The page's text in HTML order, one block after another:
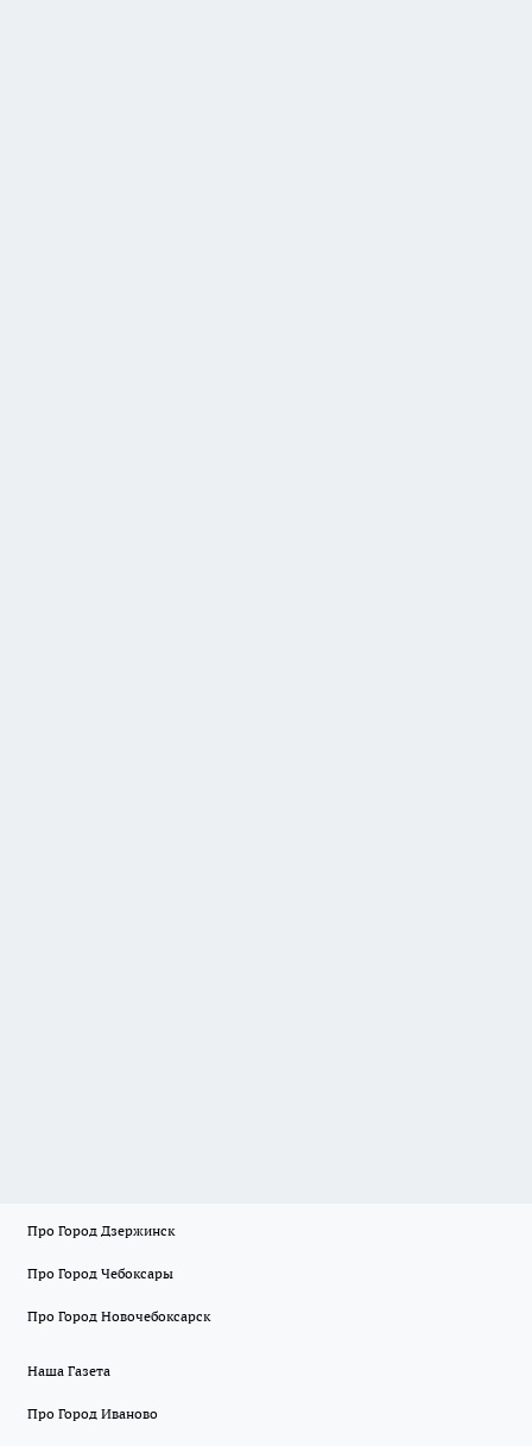
Про Город Дзержинск
Про Город Чебоксары
Про Город Новочебоксарск
Наша Газета
Про Город Иваново